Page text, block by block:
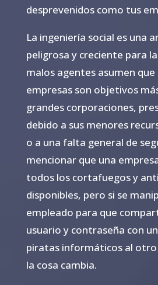
desprevenidos como tus
La ingeniería social es una
peligrosa y creciente para
malos agentes asumen que
empresas son objetivos
grandes corporaciones,
debido a sus menores
o a una falta general de
mencionar que una
todos los cortafuegos y
disponibles, pero si se
empleado para que
usuario y contraseña con
piratas informáticos al otro
la cosa cambia.